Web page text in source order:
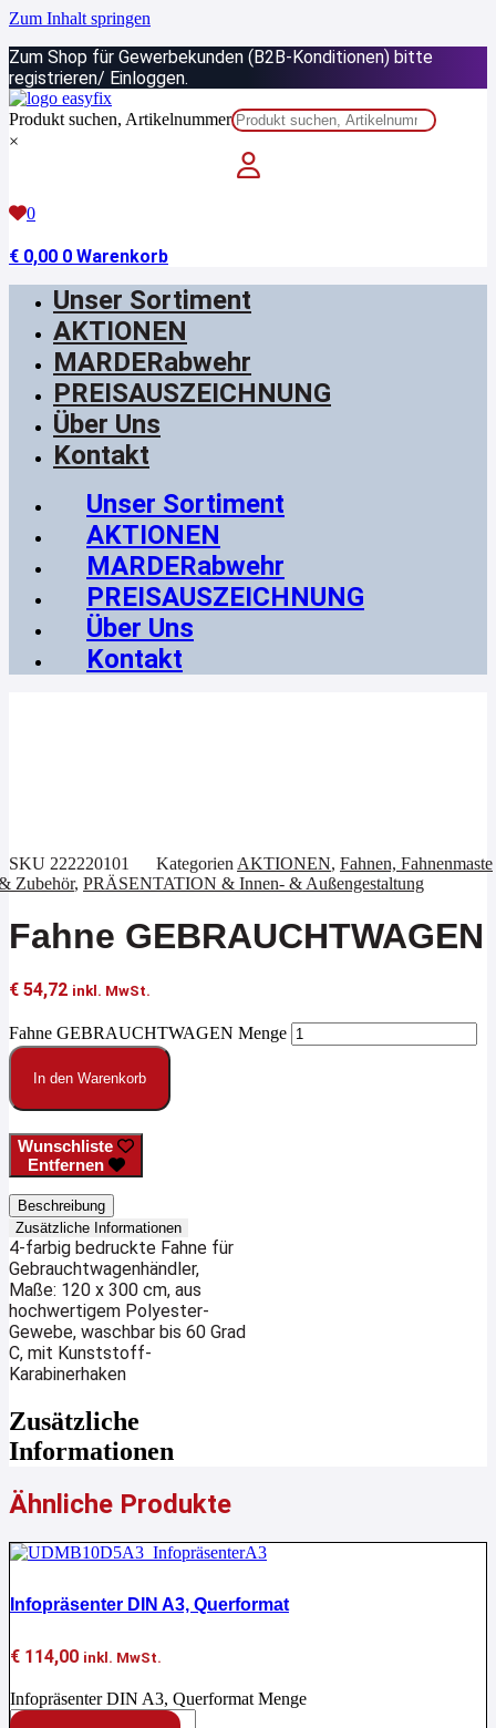
Zum Inhalt springen
Zum Shop für Gewerbekunden (B2B-Konditionen) bitte
registrieren/ Einloggen.
Produkt suchen, Artikelnummer
×
0
€ 0,00 0 Warenkorb
Unser Sortiment
AKTIONEN
MARDERabwehr
PREISAUSZEICHNUNG
Über Uns
Kontakt
Unser Sortiment
AKTIONEN
MARDERabwehr
PREISAUSZEICHNUNG
Über Uns
Kontakt
SKU 222220101 Kategorien AKTIONEN, Fahnen, Fahnenmaste
Zubehör, PRÄSENTATION & Innen- & Außengestaltung
Fahne GEBRAUCHTWAGEN
€ 54,72 inkl. MwSt.
Fahne GEBRAUCHTWAGEN Menge
In den Warenkorb
Wunschliste
Entfernen
Beschreibung
Zusätzliche Informationen
4-farbig bedruckte Fahne für
Gebrauchtwagenhändler,
Maße: 120 x 300 cm, aus
hochwertigem Polyester-
Gewebe, waschbar bis 60 Grad
C, mit Kunststoff-
Karabinerhaken
Zusätzliche
Informationen
Ähnliche Produkte
Infopräsenter DIN A3, Querformat
€ 114,00 inkl. MwSt.
Infopräsenter DIN A3, Querformat Menge